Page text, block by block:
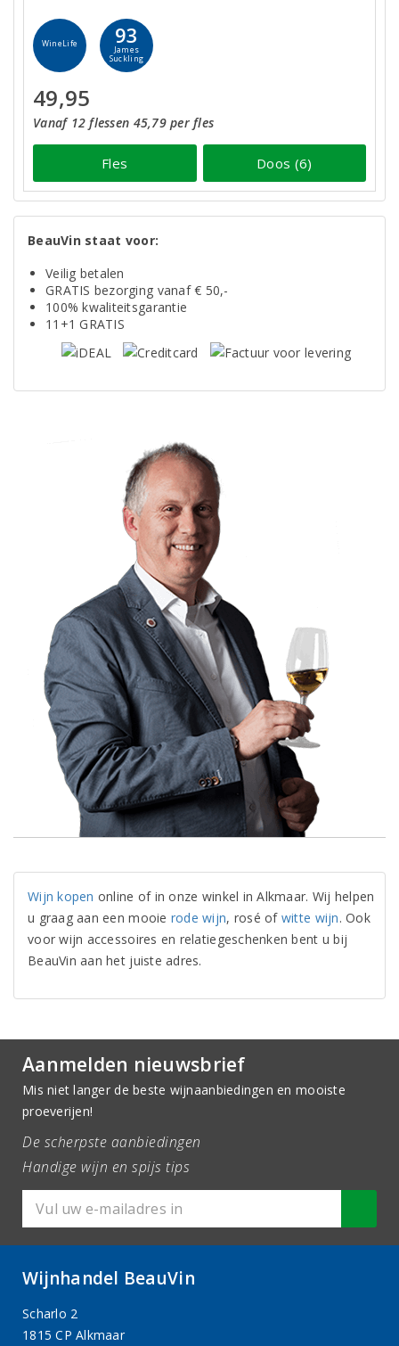
WineLife 93
James
Suckling
49,95
Vanaf 12 flessen 45,79 per fles
Fles Doos (6)
BeauVin staat voor:
Veilig betalen
GRATIS bezorging vanaf € 50,-
100% kwaliteitsgarantie
11+1 GRATIS
Wijn kopen online of in onze winkel in Alkmaar. Wij helpen
u graag aan een mooie rode wijn, rosé of witte wijn. Ook
voor wijn accessoires en relatiegeschenken bent u bij
BeauVin aan het juiste adres.
Aanmelden nieuwsbrief
Mis niet langer de beste wijnaanbiedingen en mooiste
proeverijen!
De scherpste aanbiedingen
Handige wijn en spijs tips
Wijnhandel BeauVin
Scharlo 2
1815 CP Alkmaar